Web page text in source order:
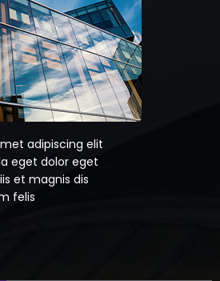
adipiscing elit
eget dolor eget
et magnis dis